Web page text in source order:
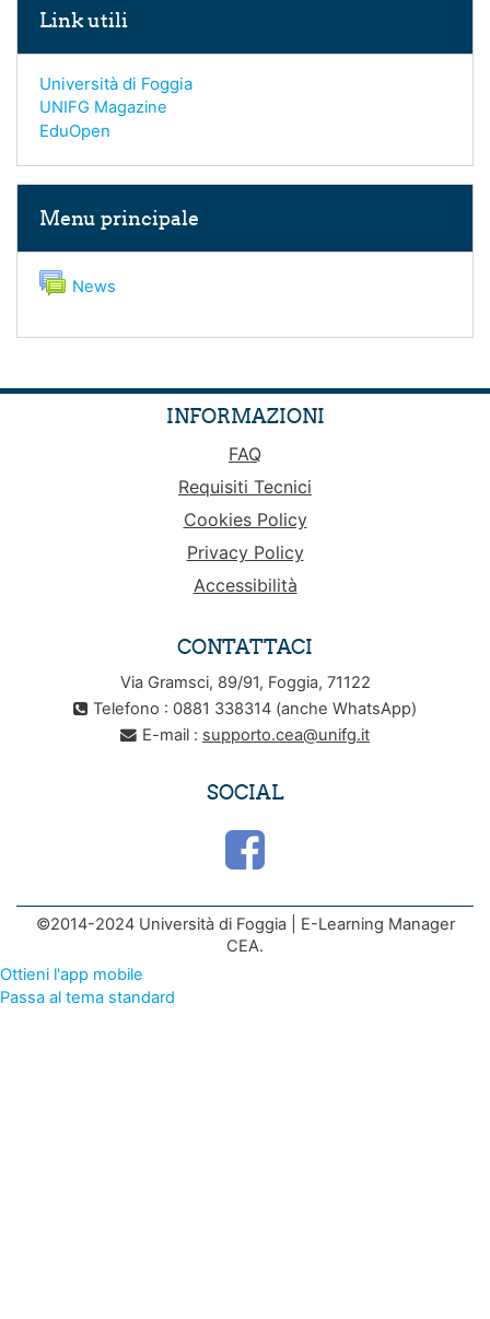
Link utili
Università di Foggia
UNIFG Magazine
EduOpen
Menu principale
News
INFORMAZIONI
FAQ
Requisiti Tecnici
Cookies Policy
Privacy Policy
Accessibilità
CONTATTACI
Via Gramsci, 89/91, Foggia, 71122
Telefono : 0881 338314 (anche WhatsApp)
E-mail : supporto.cea@unifg.it
SOCIAL
©2014-2024 Università di Foggia | E-Learning Manager
CEA.
Ottieni l'app mobile
Passa al tema standard